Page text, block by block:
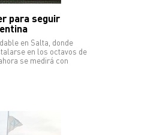
para seguir
en Salta, donde
en los octavos de
se medirá con